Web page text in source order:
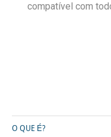
compatível com
O QUE É?